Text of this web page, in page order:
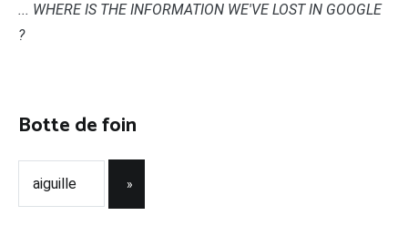
... WHERE IS THE INFORMATION WE'VE LOST IN GOOGLE
?
Botte de foin